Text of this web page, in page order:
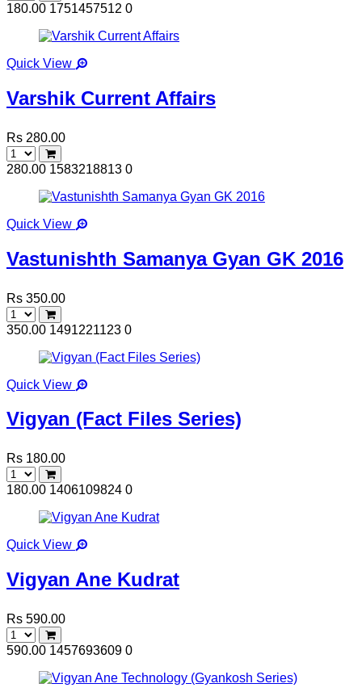
180.00 1751457512 0
Quick View
Varshik Current Affairs
Rs 280.00
280.00 1583218813 0
Quick View
Vastunishth Samanya Gyan GK 2016
Rs 350.00
350.00 1491221123 0
Quick View
Vigyan (Fact Files Series)
Rs 180.00
180.00 1406109824 0
Quick View
Vigyan Ane Kudrat
Rs 590.00
590.00 1457693609 0